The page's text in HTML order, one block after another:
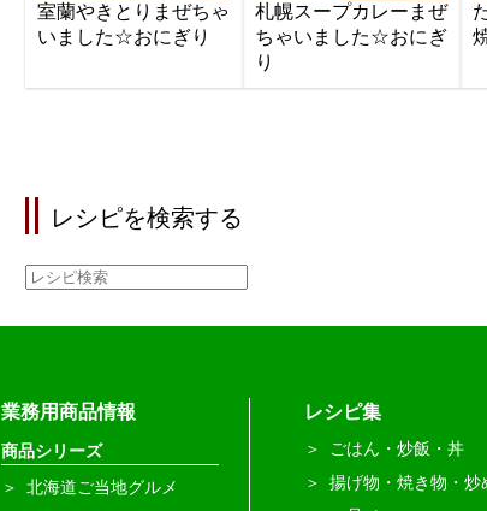
室蘭やきとりまぜちゃ
いました☆おにぎり
札幌スープカレーまぜ
ちゃいました☆おにぎ
り
レシピを検索する
業務用商品情報
商品シリーズ
北海道ご当地グルメ
レシピ集
ごはん・炒飯・丼
揚げ物・焼き物・炒